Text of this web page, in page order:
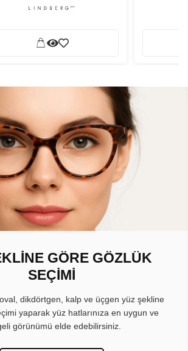
GÖRE GÖZLÜK
SEÇİMİ
dikdörtgen, kalp ve üçgen yüz şekline
yaparak yüz hatlarınıza en uygun ve
görünümü elde edebilirsiniz.